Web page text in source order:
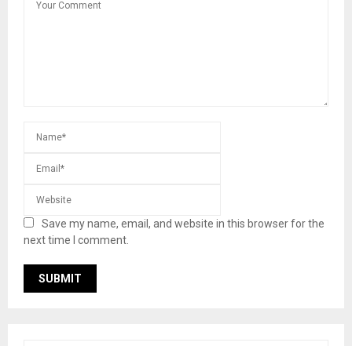
Save my name, email, and website in this browser for the
next time I comment.